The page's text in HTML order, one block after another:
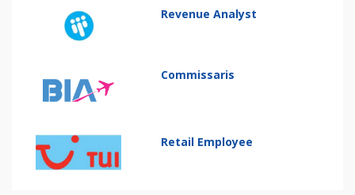
Revenue Analyst
Commissaris
Retail Employee